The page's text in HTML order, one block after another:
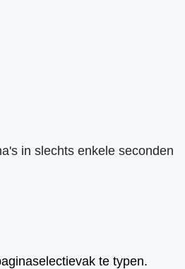
in slechts enkele seconden
te typen.